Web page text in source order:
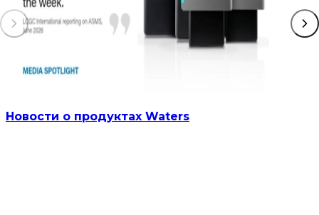
Новости о продуктах Waters